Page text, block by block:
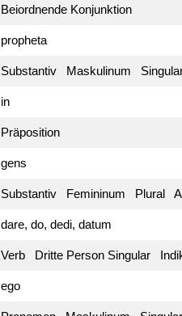
Beiordnende Konjunktion
propheta
Substantiv Maskulinum
in
Präposition
gens
Substantiv Femininum Plural
dare, do, dedi, datum
Verb Dritte Person Singular
ego